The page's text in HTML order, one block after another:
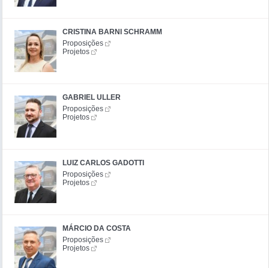
CRISTINA BARNI SCHRAMM
Proposições
Projetos
GABRIEL ULLER
Proposições
Projetos
LUIZ CARLOS GADOTTI
Proposições
Projetos
MÁRCIO DA COSTA
Proposições
Projetos